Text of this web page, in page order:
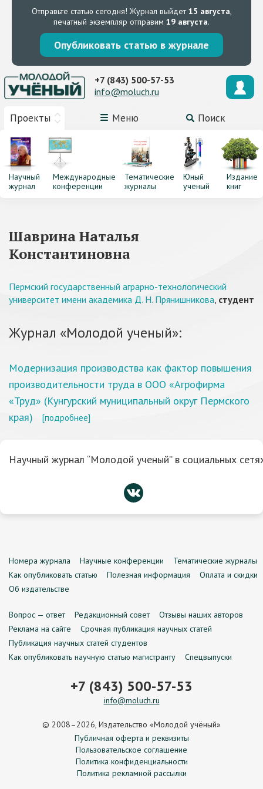
Отправьте статью сегодня! Журнал выйдет15 августа,
печатный экземпляр отправим 19 августа.
Опубликовать статью в журнале
Проекты Меню Поиск
+7 (843) 500-57-53
info@moluch.ru
Научный
журнал
Международные
конференции
Тематические
журналы
Юный
ученый
Издание
книг
Шаврина Наталья
Константиновна
Пермский государственный аграрно-технологический
университет имени академика Д. Н. Прянишникова, студент
Журнал «Молодой ученый»:
Модернизация производства как фактор повышения
производительности труда в ООО «Агрофирма
«Труд» (Кунгурский муниципальный округ Пермского
края)
[подробнее]
Научный журнал “Молодой ученый” в социальных
Номера журнала Научные конференции
Тематические журналы
Как опубликовать статью
Полезная информация
Оплата и скидки
Об издательстве
Вопрос — ответ Редакционный совет
Отзывы наших авторов
Реклама на сайте
Срочная публикация научных статей
Публикация научных статей студентов
Как опубликовать научную статью магистранту
Спецвыпуски
+7 (843) 500-57-53
info@moluch.ru
© 2008–2026, Издательство «Молодой учёный»
Публичная оферта и реквизиты
Пользовательское соглашение
Политика конфиденциальности
Политика рекламной рассылки